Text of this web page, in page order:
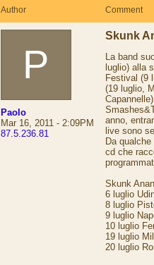
Author Comment
P
Paolo
Mar 16, 2011 - 2:09PM
87.5.236.81
Skunk
La band
luglio) alla
Festival (9
(19 luglio,
anno,
live sono
Da
cd che
Skunk
6 luglio
8 luglio
9 luglio
10 luglio
19 luglio
20 luglio